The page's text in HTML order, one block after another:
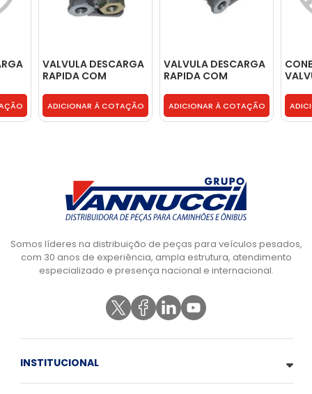
VALVULA DESCARGA
RAPIDA COM
ACOPLADA -
2C352K119AA
ADICIONAR À COTAÇÃO
VALVULA DESCARGA
RAPIDA COM
ACOPLADA -
2C352K119AA
ADICIONAR À COTAÇÃO
Somos líderes na distribuição de peças para veículos pesados,
com 30 anos de experiência, ampla estrutura, atendimento
especializado e presença nacional e internacional.
INSTITUCIONAL